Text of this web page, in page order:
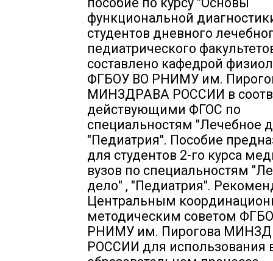
функциональной
студентов дневного
педиатрического
составлено кафедрой
ФГБОУ ВО РНИМУ им.
МИНЗДРАВА РОССИИ в
действующими ФГОС по
специальностям "Лечебное
"Педиатрия". Пособие
для студентов 2-го курса
вузов по специальностям
дело" , "Педиатрия".
Центральным
методическим советом
РНИМУ им. Пирогова
РОССИИ для использования